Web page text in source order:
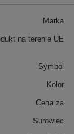
Marka
na terenie UE
Symbol
Kolor
Cena za
Surowiec